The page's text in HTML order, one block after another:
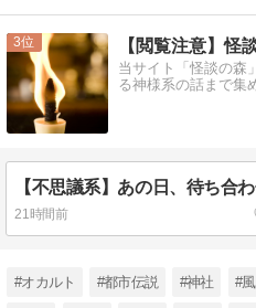
3 【閲覧注意】怪
当サイト「怪談の森
る神様系の話まで集
21時間前
#オカルト #都市伝説 #神社 #